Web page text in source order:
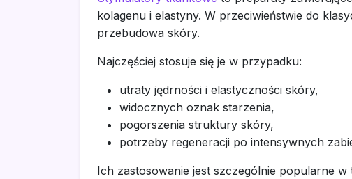
kolagenu i elastyny. W przeciwieństwie do
przebudowa skóry.
Najczęściej stosuje się je w przypadku:
utraty jędrności i elastyczności skóry,
widocznych oznak starzenia,
pogorszenia struktury skóry,
potrzeby regeneracji po intensywnych
Ich zastosowanie jest szczególnie popularne